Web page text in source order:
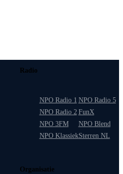
Radio
NPO Radio 1
NPO Radio 2
NPO 3FM
NPO Klassiek
NPO Radio 5
FunX
NPO Blend
Sterren NL
Organisatie